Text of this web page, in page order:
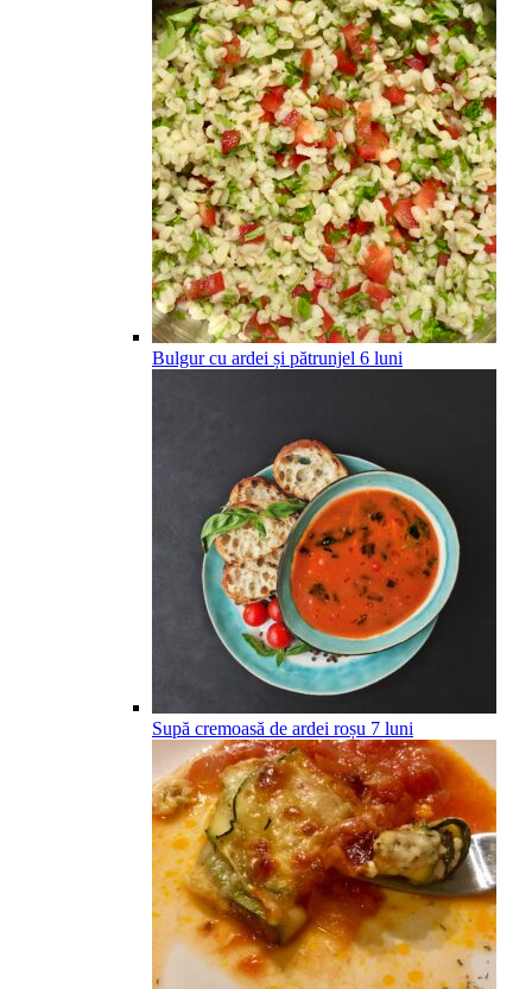
Bulgur cu ardei și pătrunjel 6 luni
Supă cremoasă de ardei roșu 7 luni